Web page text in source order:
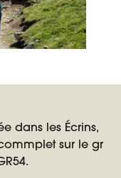
dans les Écrins,
sur le gr